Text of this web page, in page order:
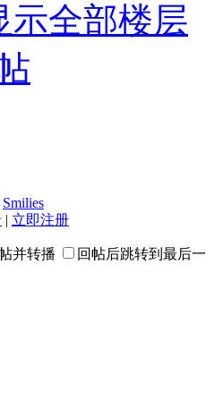
示全部楼层
Smilies
| 立即注册
并转播 回帖后跳转到最后